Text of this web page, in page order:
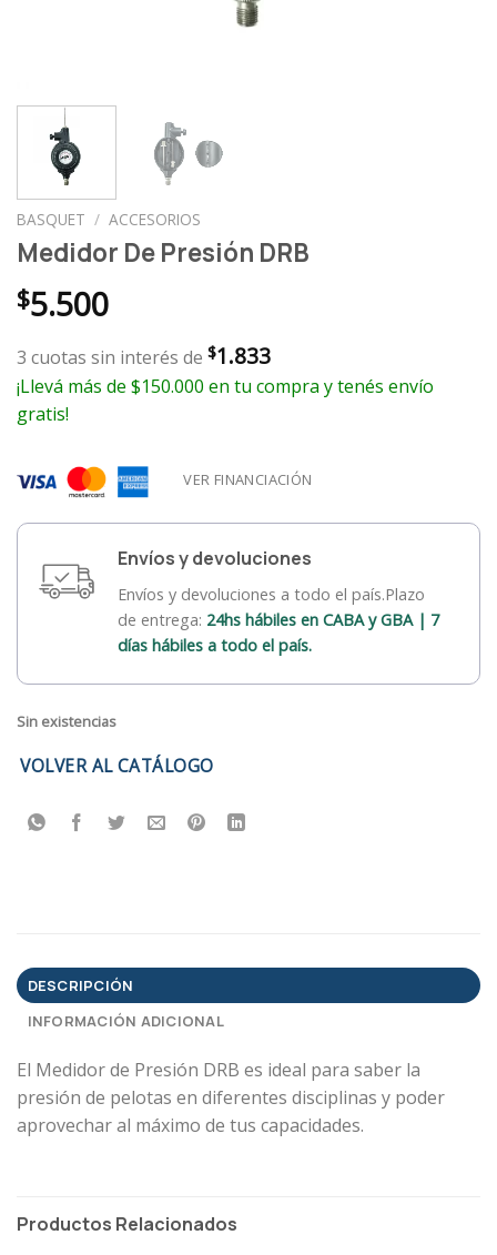
BASQUET / ACCESORIOS
Medidor De Presión DRB
$5.500
3 cuotas sin interés de $1.833
¡Llevá más de $150.000 en tu compra y tenés envío
gratis!
VER FINANCIACIÓN
Envíos y devoluciones
Envíos y devoluciones a todo el país.Plazo
de entrega: 24hs hábiles en CABA y GBA | 7
días hábiles a todo el país.
Sin existencias
VOLVER AL CATÁLOGO
DESCRIPCIÓN
INFORMACIÓN ADICIONAL
El Medidor de Presión DRB es ideal para saber la
presión de pelotas en diferentes disciplinas y poder
aprovechar al máximo de tus capacidades.
Productos Relacionados